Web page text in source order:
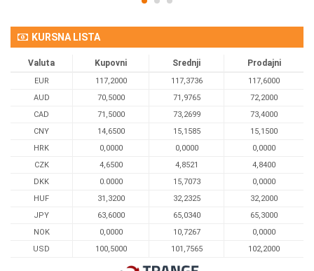
KURSNA LISTA
Valuta Kupovni Srednji Prodajni
EUR 117,2000 117,3736
117,6000
AUD
70,5000 71,9765
72,2000
CAD
71,5000 73,2699
73,4000
CNY
14,6500 15,1585
15,1500
HRK
0,0000 0,0000
0,0000
CZK
4,6500 4,8521
4,8400
DKK
0.0000 15,7073
0,0000
HUF
31,3200 32,2325
32,2000
JPY
63,6000 65,0340
65,3000
NOK
0,0000 10,7267
0,0000
USD
100,5000 101,7565 102,2000